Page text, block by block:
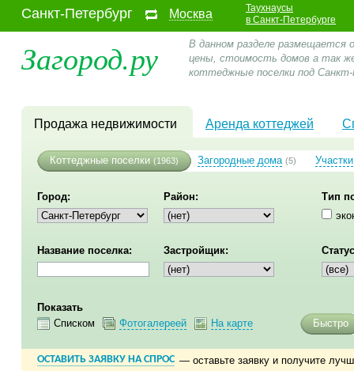
Санкт-Петербург Москва
Таухнаусы
в Санкт-Петербурге
Загород.ру
В данном разделе размещается
цены, стоимость домов а так
коттеджные поселки под
Продажа недвижимости Аренда коттеджей
Коттеджные поселки (1963) Загородные дома (5) Участки
Город: Район:
Тип
Название поселка: Застройщик:
Показать
Списком
Фотогалереей На карте Быстро
ОСТАВИТЬ ЗАЯВКУ НА СПРОС — оставьте заявку и получите